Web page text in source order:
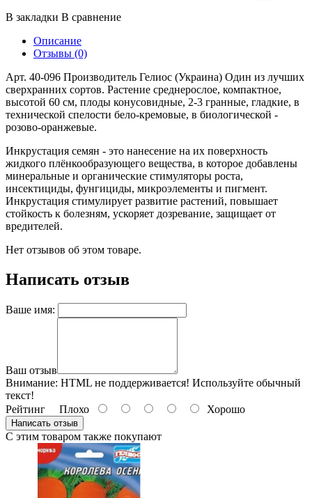
В закладки В сравнение
Описание
Отзывы (0)
Арт. 40-096 Производитель Гелиос (Украина) Один из лучших
сверхранних сортов. Растение среднерослое, компактное,
высотой 60 см, плоды конусовидные, 2-3 гранные, гладкие, в
технической спелости бело-кремовые, в биологической -
розово-оранжевые.
Инкрустация семян - это нанесение на их поверхность
жидкого плёнкообразующего вещества, в которое добавлены
минеральные и органические стимуляторы роста,
инсектициды, фунгициды, микроэлементы и пигмент.
Инкрустация стимулирует развитие растений, повышает
стойкость к болезням, ускоряет дозревание, защищает от
вредителей.
Нет отзывов об этом товаре.
Написать отзыв
Ваше имя:
Ваш отзыв
Внимание: HTML не поддерживается! Используйте обычный
текст!
Рейтинг Плохо Хорошо
Написать отзыв
С этим товаром также покупают